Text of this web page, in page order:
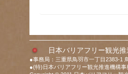
日本バリアフリー観光
●事務局：三重県鳥羽市一丁目2383-1
●(特)日本バリアフリー観光推進機構